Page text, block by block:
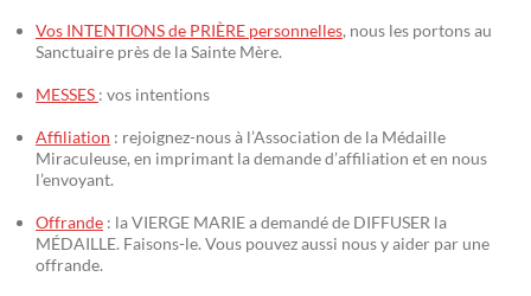
Vos INTENTIONS de PRIÈRE personnelles, nous les portons au
Sanctuaire près de la Sainte Mère.
MESSES : vos intentions
Affiliation : rejoignez-nous à l’Association de la Médaille
Miraculeuse, en imprimant la demande d’affiliation et en nous
l’envoyant.
Offrande : la VIERGE MARIE a demandé de DIFFUSER la
MÉDAILLE. Faisons-le. Vous pouvez aussi nous y aider par une
offrande.